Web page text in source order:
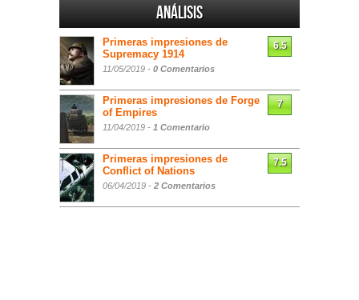
Análisis
Primeras impresiones de
Supremacy 1914
11/05/2019 - 0 Comentarios
6.5
Primeras impresiones de Forge
of Empires
11/04/2019 - 1 Comentario
7
Primeras impresiones de
Conflict of Nations
06/04/2019 - 2 Comentarios
7.5